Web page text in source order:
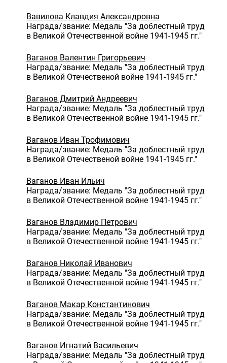
Вавилова Клавдия Александровна
Награда/звание: Медаль "За доблестный труд
в Великой Отечественной войне 1941-1945 гг."
Ваганов Валентин Григорьевич
Награда/звание: Медаль "За доблестный труд
в Великой Отечественой войне 1941-1945 гг."
Ваганов Дмитрий Андреевич
Награда/звание: Медаль "За доблестный труд
в Великой Отечественной войне 1941-1945 гг."
Ваганов Иван Трофимович
Награда/звание: Медаль "За доблестный труд
в Великой Отечественой войне 1941-1945 гг."
Ваганов Иван Ильич
Награда/звание: Медаль "За доблестный труд
в Великой Отечественной войне 1941-1945 гг."
Ваганов Владимир Петрович
Награда/звание: Медаль "За доблестный труд
в Великой Отечественной войне 1941-1945 гг."
Ваганов Николай Иванович
Награда/звание: Медаль "За доблестный труд
в Великой Отечественной войне 1941-1945 гг."
Ваганов Макар Константинович
Награда/звание: Медаль "За доблестный труд
в Великой Отечественной войне 1941-1945 гг."
Ваганов Игнатий Васильевич
Награда/звание: Медаль "За доблестный труд